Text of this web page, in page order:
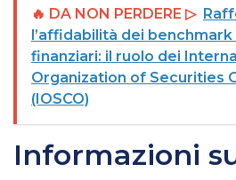
🔥 DA NON PERDERE ▷
l’affidabilità dei
finanziari: il ruolo dei
Organization of Securities
(IOSCO)
Informazioni